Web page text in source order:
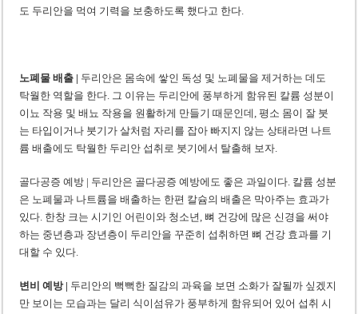
도 두리안을 먹여 기력을 보충하도록 했다고 한다.
노폐물 배출 | 두리안은 몸속에 쌓인 독성 및 노폐물을 제거하는 데도
탁월한 역할을 한다. 그 이유는 두리안에 풍부하게 함유된 칼륨 성분이
이뇨 작용 및 배뇨 작용을 원활하게 만들기 때문인데, 평소 몸이 잘 붓
는 타입이거나 붓기가 살처럼 자리를 잡아 빠지지 않는 상태라면 나트
륨 배출에도 탁월한 두리안 섭취로 붓기에서 탈출해 보자.
골다공증 예방 | 두리안은 골다공증 예방에도 좋은 과일이다. 칼륨 성분
은 노폐물과 나트륨을 배출하는 한편 칼슘의 배출은 막아주는 효과가
있다. 한창 크는 시기인 어린이와 청소년, 뼈 건강에 많은 신경을 써야
하는 중년층과 장년층이 두리안을 꾸준히 섭취하면 뼈 건강 효과를 기
대할 수 있다.
변비 예방 | 두리안의 뻑뻑한 질감의 과육을 보면 소화가 잘될까 싶겠지
만 보이는 모습과는 달리 식이섬유가 풍부하게 함유되어 있어 섭취 시